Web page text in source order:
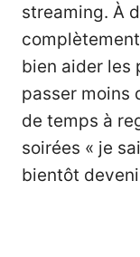
streaming. À
bien aider les
passer moins
de temps à
soirées « je
bientôt